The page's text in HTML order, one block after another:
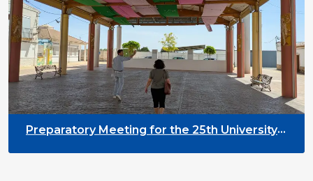
Preparatory Meeting for the 25th University